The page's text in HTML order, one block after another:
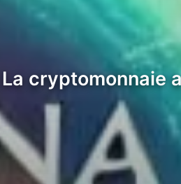
cryptomonnaie